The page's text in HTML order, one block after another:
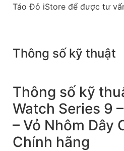
Táo Đỏ iStore để được tư
Thông số kỹ thuật
Thông số kỹ
Watch Series 9
– Vỏ Nhôm Dây
Chính hãng